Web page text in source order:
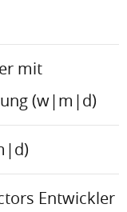
mit
(w|m|d)
Entwickler